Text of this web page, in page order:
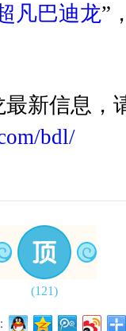
凡巴迪龙”
新信息，
bdl/
(121)